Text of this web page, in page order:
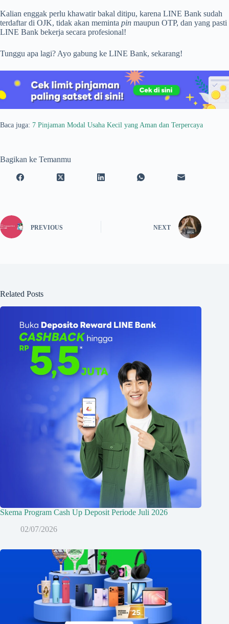
Kalian enggak perlu khawatir bakal ditipu, karena LINE Bank sudah
terdaftar di OJK, tidak akan meminta pin maupun OTP, dan yang pasti
LINE Bank bekerja secara profesional!
Tunggu apa lagi? Ayo gabung ke LINE Bank, sekarang!
Baca juga: 7 Pinjaman Modal Usaha Kecil yang Aman dan Terpercaya
Bagikan ke Temanmu
PREVIOUS NEXT
Related Posts
Skema Program Cash Up Deposit Periode Juli 2026
02/07/2026